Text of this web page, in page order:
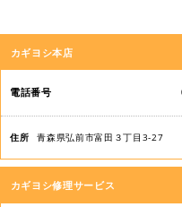
店
舗
名
電
番
号
カギヨシ本店
青森県弘前市富田３丁目3-27
カギヨシ修理サービス